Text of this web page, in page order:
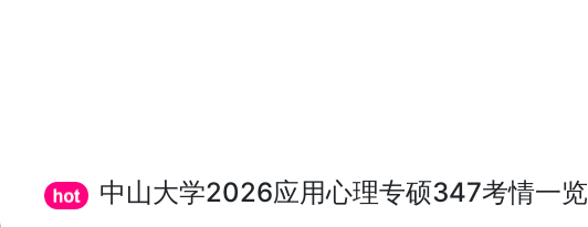
中山大学2026应用心理专硕347考情一览